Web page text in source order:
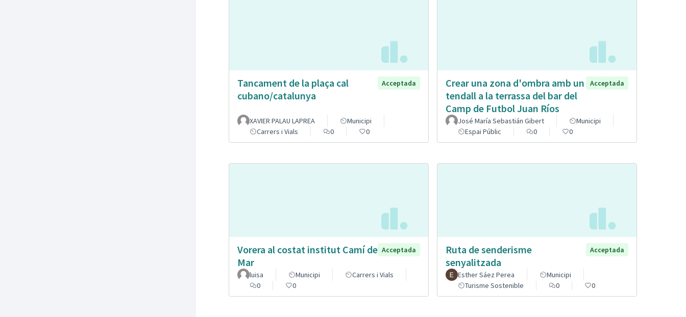
Tancament de la plaça cal
cubano/catalunya
Acceptada
XAVIER PALAU LAPREA
Municipi
Carrers i Vials
0 0
Crear una zona d'ombra amb un
tendall a la terrassa del bar del
Camp de Futbol Juan Ríos
Acceptada
José María Sebastián Gibert
Municipi
Espai Públic
0 0
Vorera al costat institut Camí de
Mar
Acceptada
luisa Municipi
Carrers i Vials
0
0
Ruta de senderisme
senyalitzada
Acceptada
Esther Sáez Perea
Municipi
Turisme Sostenible
0 0